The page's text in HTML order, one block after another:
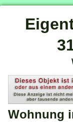
Wohnung